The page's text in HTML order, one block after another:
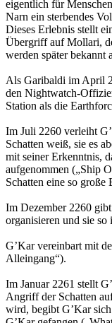
eigentlich für
Narn ein sterbendes
Dieses Erlebnis stellt
Übergriff auf Mollari,
werden später bekannt
Als Garibaldi im April
den Nightwatch-
Station als die
Im Juli 2260 verleiht
Schatten weiß, sie es
mit seiner Erkenntnis,
aufgenommen („Ship
Schatten eine so große
Im Dezember 2260
organisieren und sie
G’Kar vereinbart mit
Alleingang“).
Im Januar 2261 stellt
Angriff der Schatten
wird, begibt G’Kar